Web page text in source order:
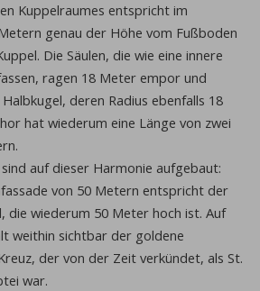
Kuppelraumes entspricht im
genau der Höhe vom Fußboden
Die Säulen, die wie eine innere
ragen 18 Meter empor und
deren Radius ebenfalls 18
hat wiederum eine Länge von zwei
auf dieser Harmonie aufgebaut:
von 50 Metern entspricht der
die wiederum 50 Meter hoch ist. Auf
weithin sichtbar der goldene
der von der Zeit verkündet, als St.
war.